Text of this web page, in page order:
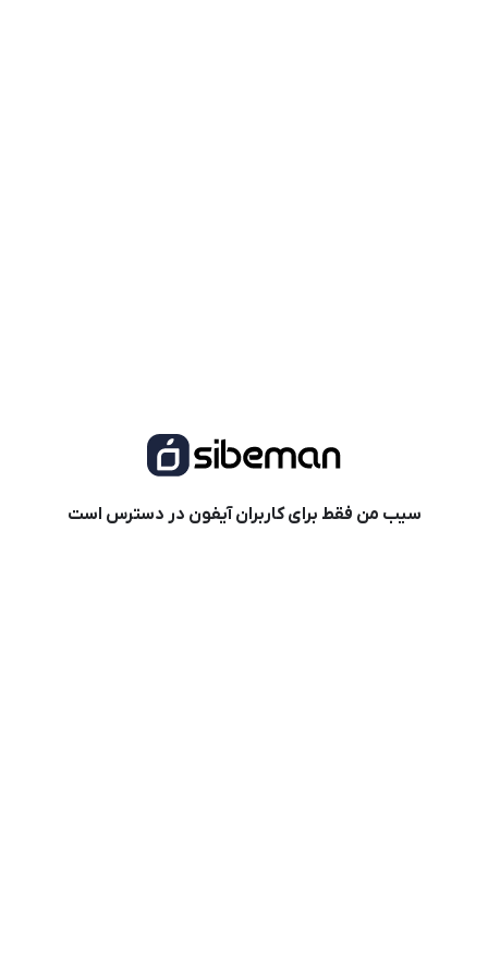
سیب من فقط برای کاربران آیفون در دسترس است